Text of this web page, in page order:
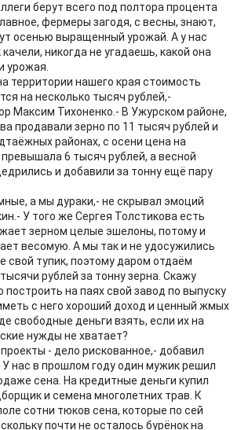
берут всего под полтора процента
фермеры загодя, с весны, знают,
осенью выращенный урожай. А у нас
никогда не угадаешь, какой она
урожая.
территории нашего края стоимость
на несколько тысяч рублей,-
Максим Тихоненко.- В Ужурском районе,
продавали зерно по 11 тысяч рублей и
районах, с осени цена на
6 тысяч рублей, а весной
и добавили за тонну ещё пару
а мы дураки,- не скрывал эмоций
У того же Сергея Толстикова есть
зерном целые эшелоны, потому и
весомую. А мы так и не удосужились
свой тупик, поэтому даром отдаём
рублей за тонну зерна. Скажу
на паях свой завод по выпуску
с него хороший доход и ценный жмых
свободные деньги взять, если их на
нужды не хватает?
- дело рискованное,- добавил
нас в прошлом году один мужик решил
сена. На кредитные деньги купил
и семена многолетних трав. К
сотни тюков сена, которые по сей
почти не осталось бурёнок на